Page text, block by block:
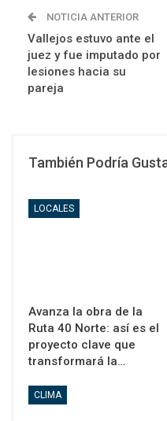
NOTICIA ANTERIOR
Vallejos estuvo ante el
juez y fue imputado por
lesiones hacia su
pareja
También Podría
LOCALES
Avanza la obra de la
Ruta 40 Norte: así es el
proyecto clave que
transformará la…
CLIMA